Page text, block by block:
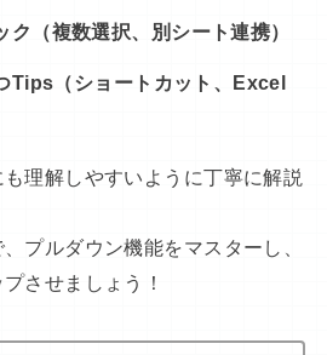
ク（複数選択、別シート連携）
Tips（ショートカット、Excel
理解しやすいように丁寧に解説
プルダウン機能をマスターし、
させましょう！